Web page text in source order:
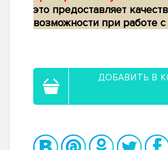
это предоставляет
возможности при работе
ДОБАВИТЬ В